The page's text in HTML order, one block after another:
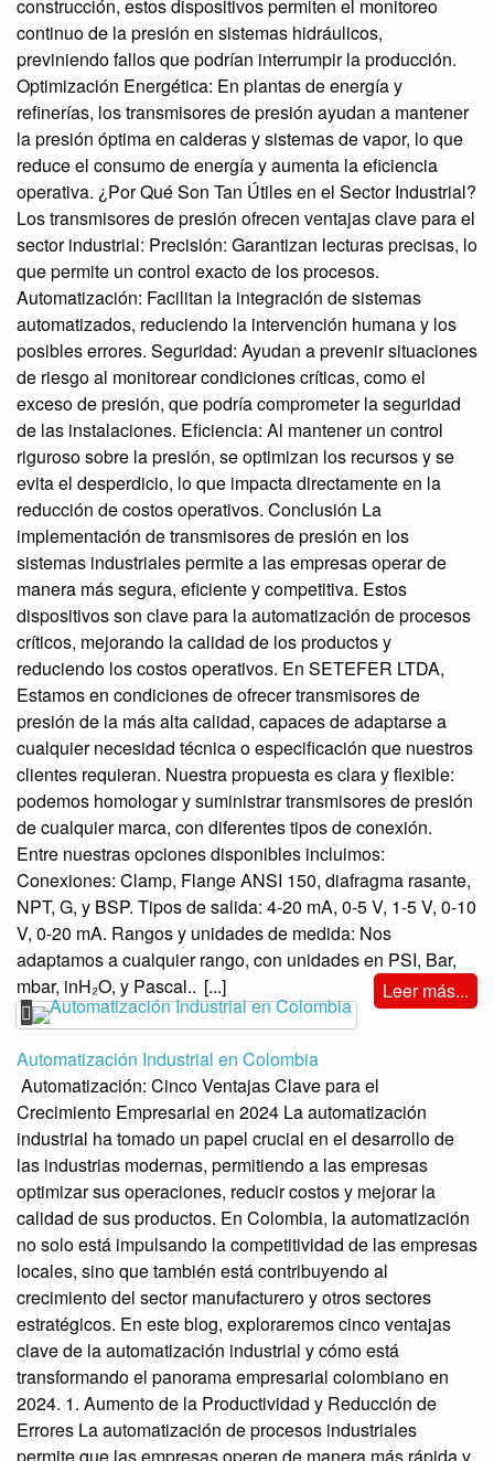
construcción, estos dispositivos permiten el monitoreo
continuo de la presión en sistemas hidráulicos,
previniendo fallos que podrían interrumpir la producción.
Optimización Energética: En plantas de energía y
refinerías, los transmisores de presión ayudan a mantener
la presión óptima en calderas y sistemas de vapor, lo que
reduce el consumo de energía y aumenta la eficiencia
operativa. ¿Por Qué Son Tan Útiles en el Sector Industrial?
Los transmisores de presión ofrecen ventajas clave para el
sector industrial: Precisión: Garantizan lecturas precisas, lo
que permite un control exacto de los procesos.
Automatización: Facilitan la integración de sistemas
automatizados, reduciendo la intervención humana y los
posibles errores. Seguridad: Ayudan a prevenir situaciones
de riesgo al monitorear condiciones críticas, como el
exceso de presión, que podría comprometer la seguridad
de las instalaciones. Eficiencia: Al mantener un control
riguroso sobre la presión, se optimizan los recursos y se
evita el desperdicio, lo que impacta directamente en la
reducción de costos operativos. Conclusión La
implementación de transmisores de presión en los
sistemas industriales permite a las empresas operar de
manera más segura, eficiente y competitiva. Estos
dispositivos son clave para la automatización de procesos
críticos, mejorando la calidad de los productos y
reduciendo los costos operativos. En SETEFER LTDA,
Estamos en condiciones de ofrecer transmisores de
presión de la más alta calidad, capaces de adaptarse a
cualquier necesidad técnica o especificación que nuestros
clientes requieran. Nuestra propuesta es clara y flexible:
podemos homologar y suministrar transmisores de presión
de cualquier marca, con diferentes tipos de conexión.
Entre nuestras opciones disponibles incluimos:
Conexiones: Clamp, Flange ANSI 150, diafragma rasante,
NPT, G, y BSP. Tipos de salida: 4-20 mA, 0-5 V, 1-5 V, 0-10
V, 0-20 mA. Rangos y unidades de medida: Nos
adaptamos a cualquier rango, con unidades en PSI, Bar,
mbar, inH₂O, y Pascal.. [...] Leer más...
Automatización Industrial en Colombia
Automatización: Cinco Ventajas Clave para el
Crecimiento Empresarial en 2024 La automatización
industrial ha tomado un papel crucial en el desarrollo de
las industrias modernas, permitiendo a las empresas
optimizar sus operaciones, reducir costos y mejorar la
calidad de sus productos. En Colombia, la automatización
no solo está impulsando la competitividad de las empresas
locales, sino que también está contribuyendo al
crecimiento del sector manufacturero y otros sectores
estratégicos. En este blog, exploraremos cinco ventajas
clave de la automatización industrial y cómo está
transformando el panorama empresarial colombiano en
2024. 1. Aumento de la Productividad y Reducción de
Errores La automatización de procesos industriales
permite que las empresas operen de manera más rápida y